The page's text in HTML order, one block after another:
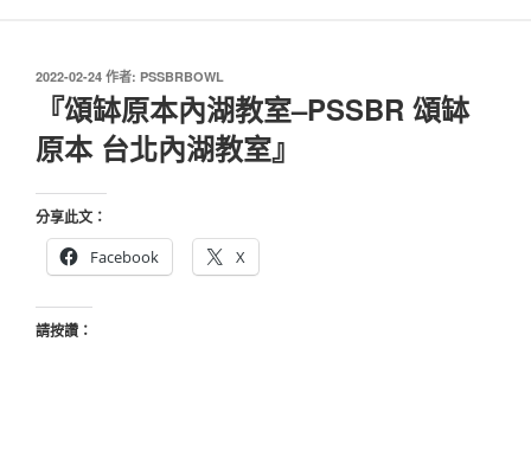
發
2022-02-24 作者: PSSBRBOWL
『頌缽原本內湖教室–PSSBR 頌缽
原本 台北內湖教室』
分享此文：
Facebook
X
請按讚：